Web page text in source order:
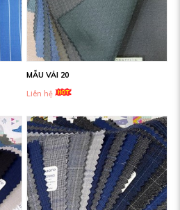
MẪU VẢI 20
Liên hệ